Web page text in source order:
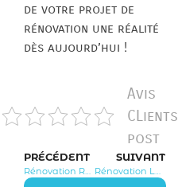
de votre projet de
rénovation une réalité
dès aujourd’hui !
Avis
CLients
post
PRÉCÉDENT
Rénovation Rosny sur Seine 78710
SUIVANT
Rénovation La Celle les Bordes 78720